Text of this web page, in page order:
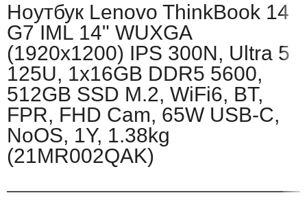
Ноутбук Lenovo ThinkBook 14
G7 IML 14" WUXGA
(1920x1200) IPS 300N, Ultra 5
125U, 1x16GB DDR5 5600,
512GB SSD M.2, WiFi6, BT,
FPR, FHD Cam, 65W USB-C,
NoOS, 1Y, 1.38kg
(21MR002QAK)
Каталог продукции
Ноутбуки и ультрабуки
Компьютеры
Моноблоки
Серверы и СХД
Контакты
Контактная информация